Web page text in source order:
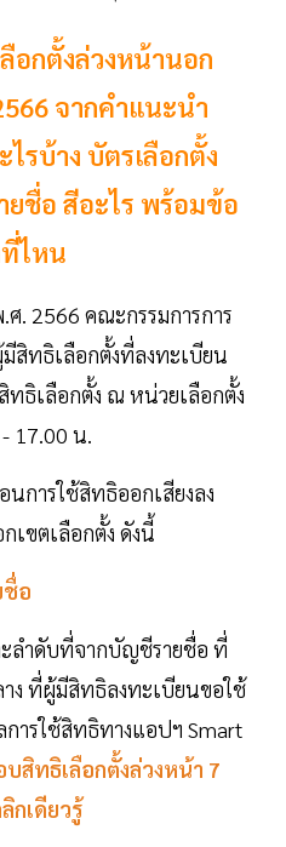
อกตั้งล่วงหน้านอก
จากคำแนะนำ
รบ้าง บัตรเลือกตั้ง
ชื่อ สีอะไร พร้อมข้อ
ที่ไหน
. 2566 คณะกรรมการการ
สิทธิเลือกตั้งที่ลงทะเบียน
ทธิเลือกตั้ง ณ หน่วยเลือกตั้ง
17.00 น.
การใช้สิทธิออกเสียงลง
เขตเลือกตั้ง ดังนี้
อ
ลําดับที่จากบัญชีรายชื่อ ที่
ง ที่ผู้มีสิทธิลงทะเบียนขอใช้
ารใช้สิทธิทางแอปฯ Smart
บสิทธิเลือกตั้งล่วงหน้า 7
กเดียวรู้